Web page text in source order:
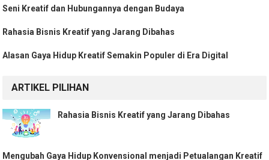
Seni Kreatif dan Hubungannya dengan Budaya
Rahasia Bisnis Kreatif yang Jarang Dibahas
Alasan Gaya Hidup Kreatif Semakin Populer di Era Digital
ARTIKEL PILIHAN
Rahasia Bisnis Kreatif yang Jarang Dibahas
Mengubah Gaya Hidup Konvensional menjadi Petualangan Kreatif